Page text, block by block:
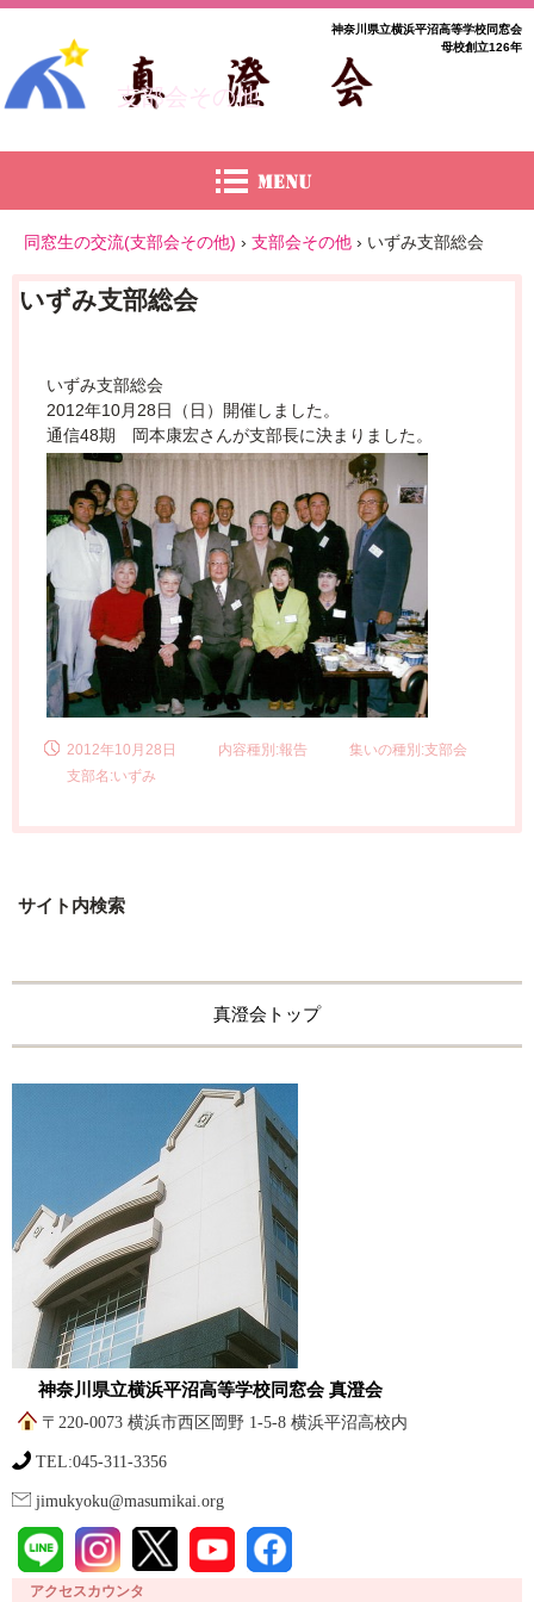
支部会その他
神奈川県立横浜平沼高等学校同窓会
母校創立126年
同窓生の交流(支部会その他) › 支部会その他 › いずみ支部総会
いずみ支部総会
いずみ支部総会
2012年10月28日（日）開催しました。
通信48期 岡本康宏さんが支部長に決まりました。
2012年10月28日 内容種別:報告
集いの種別:支部会
支部名:いずみ
サイト内検索
真澄会トップ
神奈川県立横浜平沼高等学校同窓会 真澄会
〒220-0073 横浜市西区岡野 1-5-8 横浜平沼高校内
TEL:045-311-3356
jimukyoku@masumikai.org
アクセスカウンタ